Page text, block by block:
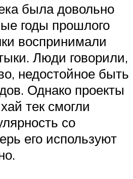
была довольно
годы прошлого
воспринимали
Люди говорили,
недостойное быть
Однако проекты
тек смогли
со
его используют